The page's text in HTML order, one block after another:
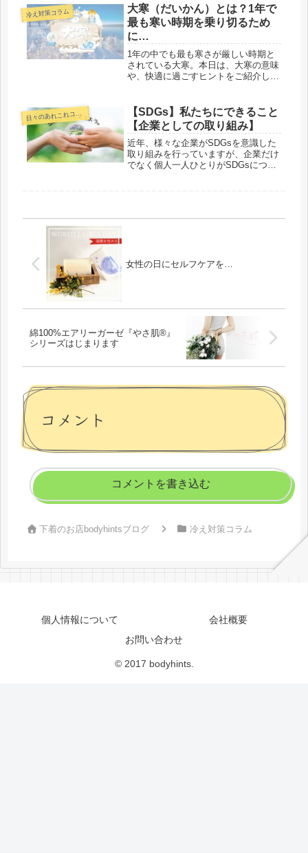
開発、デザイン、試作まで心地いい商
品をお客様のお手元に届けるためにこ
だわって作られています。商品デザイ
ナーが選ぶ！ボディヒンツのイチオシ
商品もご紹介！
冷え対策コラム
大寒（だいかん）とは？1年で
最も寒い時期を乗り切るため
に…
1年の中でも最も寒さが厳しい時期と
されている大寒。本日は、大寒の意味
や、快適に過ごすヒントをご紹介しま
寒さが厳しい時期」という意味があり
ます。二十四節気（にじゅうしせっ
き...
日
々のあれこれコラム
【SDGs】私たちにできること
【企業としての取り組み】
近年、様々な企業がSDGsを意識した
取り組みを行っていますが、企業だけ
でなく個人一人ひとりがSDGsについ
女性の日にセルフケアを…
綿100%エアリーガーゼ『やさ肌®』
シリーズはじまります
コメント
コメントを書き込む
下着のお店bodyhintsブログ 冷え対策コラム
個人情報について
会社概要
お問い合わせ
© 2017 bodyhints.